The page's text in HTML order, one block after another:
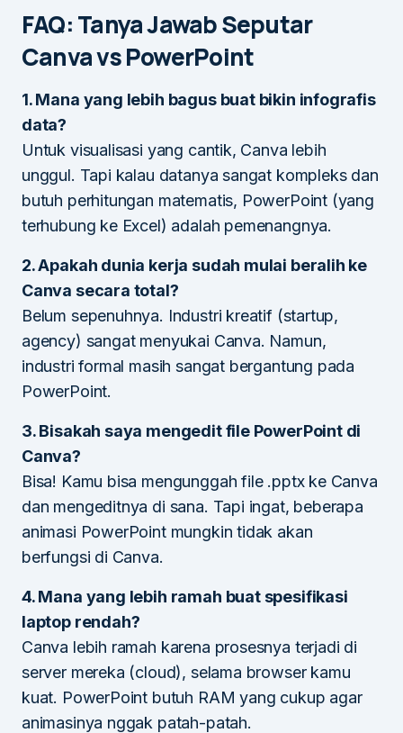
FAQ: Tanya Jawab Seputar
Canva vs PowerPoint
1. Mana yang lebih bagus buat bikin infografis
data?
Untuk visualisasi yang cantik, Canva lebih
unggul. Tapi kalau datanya sangat kompleks dan
butuh perhitungan matematis, PowerPoint (yang
terhubung ke Excel) adalah pemenangnya.
2. Apakah dunia kerja sudah mulai beralih ke
Canva secara total?
Belum sepenuhnya. Industri kreatif (startup,
agency) sangat menyukai Canva. Namun,
industri formal masih sangat bergantung pada
PowerPoint.
3. Bisakah saya mengedit file PowerPoint di
Canva?
Bisa! Kamu bisa mengunggah file .pptx ke Canva
dan mengeditnya di sana. Tapi ingat, beberapa
animasi PowerPoint mungkin tidak akan
berfungsi di Canva.
4. Mana yang lebih ramah buat spesifikasi
laptop rendah?
Canva lebih ramah karena prosesnya terjadi di
server mereka (cloud), selama browser kamu
kuat. PowerPoint butuh RAM yang cukup agar
animasinya nggak patah-patah.